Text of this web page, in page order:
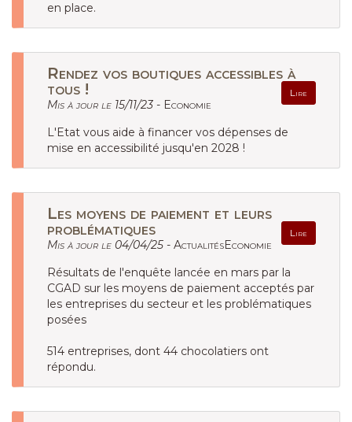
en place.
Rendez vos boutiques accessibles à
tous !
Lire
Mis à jour le 15/11/23 - Economie
L'Etat vous aide à financer vos dépenses de
mise en accessibilité jusqu'en 2028 !
Les moyens de paiement et leurs
problématiques
Lire
Mis à jour le 04/04/25 - ActualitésEconomie
Résultats de l'enquête lancée en mars par la
CGAD sur les moyens de paiement acceptés par
les entreprises du secteur et les problématiques
posées
514 entreprises, dont 44 chocolatiers ont
répondu.